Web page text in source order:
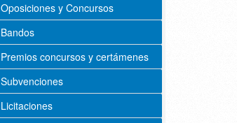
Oposiciones y Concursos
Bandos
Premios concursos y certámenes
Subvenciones
Licitaciones